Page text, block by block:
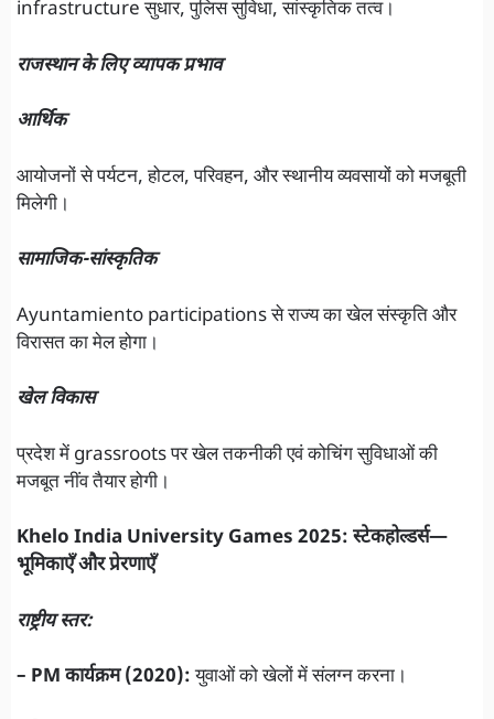
infrastructure सुधार, पुलिस सुविधा, सांस्कृतिक तत्व।
राजस्थान के लिए व्यापक प्रभाव
आर्थिक
आयोजनों से पर्यटन, होटल, परिवहन, और स्थानीय व्यवसायों को मजबूती
मिलेगी।
सामाजिक-सांस्कृतिक
Ayuntamiento participations से राज्य का खेल संस्कृति और
विरासत का मेल होगा।
खेल विकास
प्रदेश में grassroots पर खेल तकनीकी एवं कोचिंग सुविधाओं की
मजबूत नींव तैयार होगी।
Khelo India University Games 2025: स्टेकहोल्डर्स—
भूमिकाएँ और प्रेरणाएँ
राष्ट्रीय स्तर:
– PM कार्यक्रम (2020):युवाओं को खेलों में संलग्न करना।